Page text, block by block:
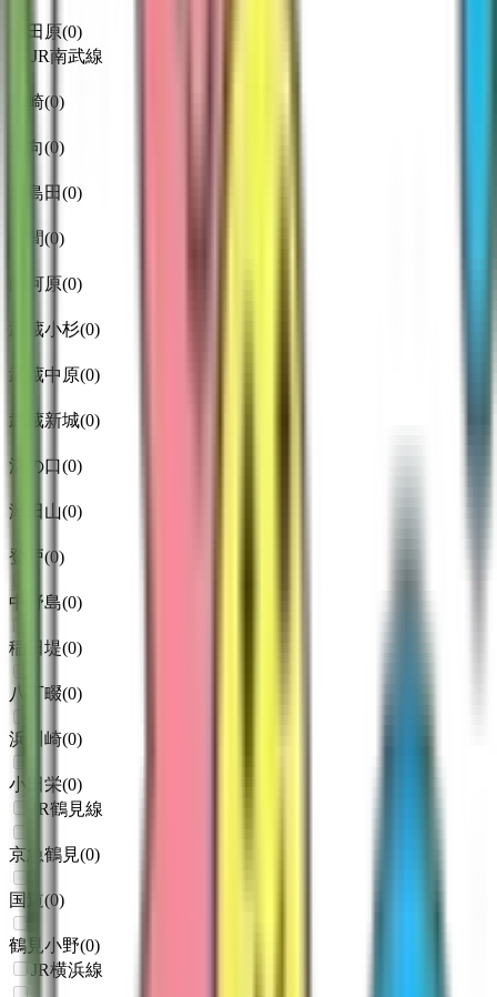
小田原(0)
JR南武線
川崎(0)
矢向(0)
鹿島田(0)
平間(0)
向河原(0)
武蔵小杉(0)
武蔵中原(0)
武蔵新城(0)
溝の口(0)
津田山(0)
登戸(0)
中野島(0)
稲田堤(0)
八丁畷(0)
浜川崎(0)
小田栄(0)
JR鶴見線
京急鶴見(0)
国道(0)
鶴見小野(0)
JR横浜線